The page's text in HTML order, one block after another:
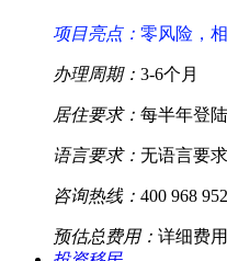
项目亮点： 零风险，
办理周期： 3-6个月
居住要求： 每半年登
语言要求： 无语言要求
咨询热线： 400 968
预估总费用： 详细费